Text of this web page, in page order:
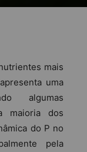
mais
uma
algumas
maioria dos
do P no
pela